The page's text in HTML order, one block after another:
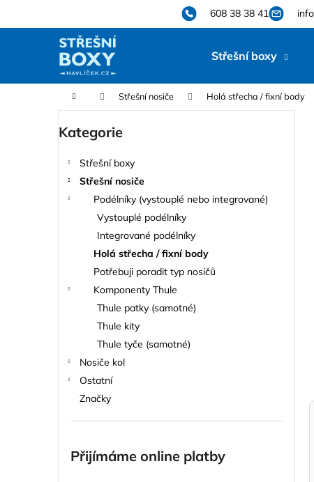
obsah
608 38 38 41
Střešní boxy
Domů Střešní nosiče Holá střecha / fixní body
o
Přeskočit
kategorie
Kategorie
Střešní boxy
Střešní nosiče
Podélníky (vystouplé nebo integrované)
Vystouplé podélníky
Integrované podélníky
Holá střecha / fixní body
Potřebuji poradit typ nosičů
Komponenty Thule
Thule patky (samotné)
Thule kity
Thule tyče (samotné)
Nosiče kol
Ostatní
Značky
Přijímáme online platby
o
k
Zpět
obchodu
Zpět
obchodu
STŘEŠNÍ BOX NEUMANN ADVENTURE
225 - ANTRACIT
6 189 Kč